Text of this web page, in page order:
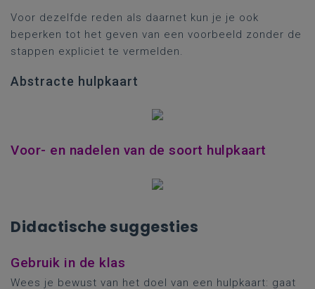
Voor dezelfde reden als daarnet kun je je ook
beperken tot het geven van een voorbeeld zonder de
stappen expliciet te vermelden.
Abstracte hulpkaart
Voor- en nadelen van de soort hulpkaart
Didactische suggesties
Gebruik in de klas
Wees je bewust van het doel van een hulpkaart: gaat